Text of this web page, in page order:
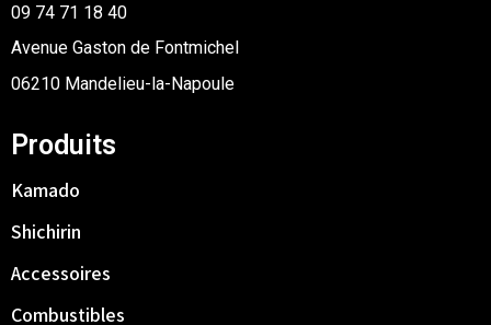
09 74 71 18 40
Avenue Gaston de Fontmichel
06210 Mandelieu-la-Napoule
Produits
Kamado
Shichirin
Accessoires
Combustibles